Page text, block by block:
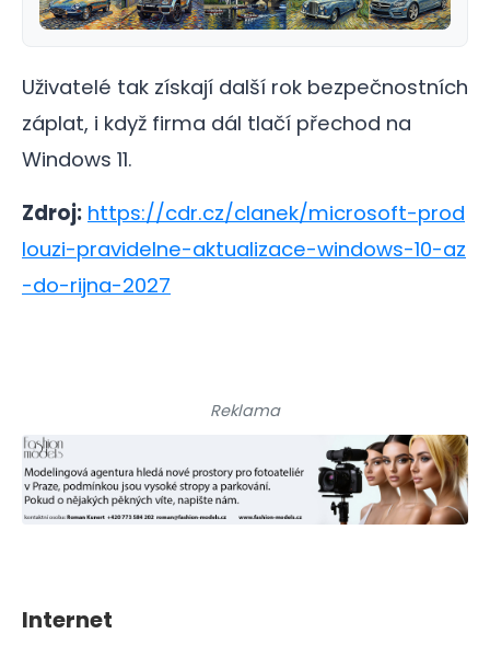
Uživatelé tak získají další rok bezpečnostních
záplat, i když firma dál tlačí přechod na
Windows 11.
Zdroj: https://cdr.cz/clanek/microsoft-prod
louzi-pravidelne-aktualizace-windows-10-az
-do-rijna-2027
Reklama
Internet